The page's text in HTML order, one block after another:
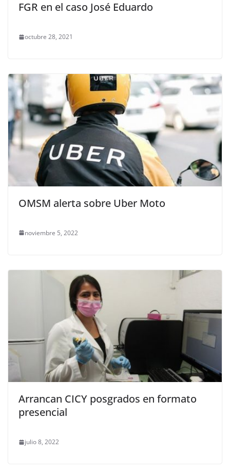
FGR en el caso José Eduardo
octubre 28, 2021
OMSM alerta sobre Uber Moto
noviembre 5, 2022
Arrancan CICY posgrados en formato
presencial
julio 8, 2022